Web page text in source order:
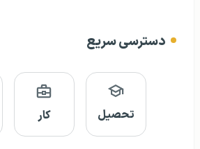
دسترسی سریع
تحصیل کار